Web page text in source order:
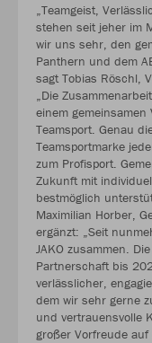
„Teamgeist,
stehen seit jeher im
wir uns sehr, den
Panthern und dem
sagt Tobias Röschl,
„Die
einem
Teamsport. Genau
Teamsportmarke
zum Profisport.
Zukunft mit
bestmöglich
Maximilian Horber,
ergänzt: „Seit
JAKO zusammen.
Partnerschaft bis
verlässlicher,
dem wir sehr gerne
und vertrauensvolle
großer Vorfreude